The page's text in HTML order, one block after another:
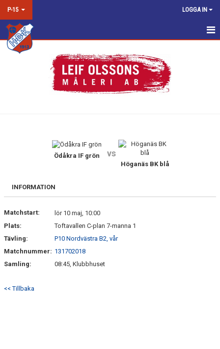
P-15 LOGGA IN
HEM
KONTAKT
Ödåkra IF grön vs
Höganäs BK blå
INFORMATION
Matchstart:
lör 10 maj, 10:00
Plats:
Toftavallen C-plan 7-manna 1
Tävling:
P10 Nordvästra B2, vår
Matchnummer: 131702018
Samling:
08:45, Klubbhuset
<< Tillbaka